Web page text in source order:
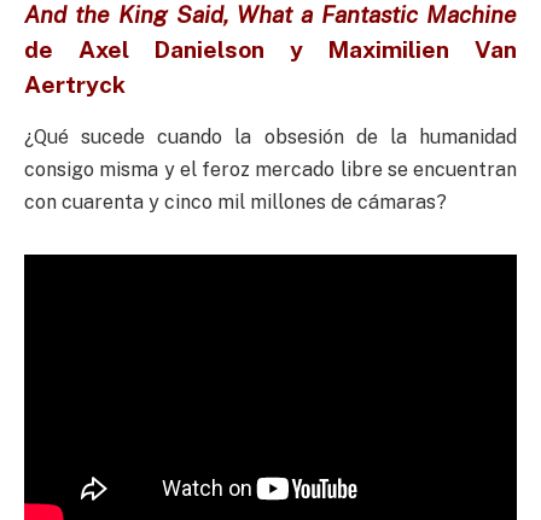
And the King Said, What a Fantastic Machine
de
Axel Danielson y Maximilien Van
Aertryck
¿Qué sucede cuando la obsesión de la humanidad
consigo misma y el feroz mercado libre se encuentran
con cuarenta y cinco mil millones de cámaras?